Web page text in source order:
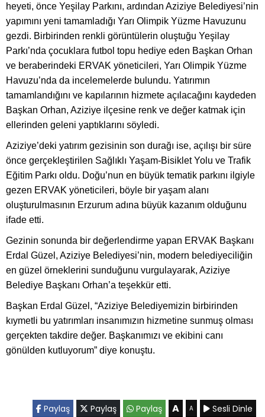
heyeti, önce Yeşilay Parkını, ardından Aziziye Belediyesi’nin
yapımını yeni tamamladığı Yarı Olimpik Yüzme Havuzunu
gezdi. Birbirinden renkli görüntülerin oluştuğu Yeşilay
Parkı’nda çocuklara futbol topu hediye eden Başkan Orhan
ve beraberindeki ERVAK yöneticileri, Yarı Olimpik Yüzme
Havuzu’nda da incelemelerde bulundu. Yatırımın
tamamlandığını ve kapılarının hizmete açılacağını kaydeden
Başkan Orhan, Aziziye ilçesine renk ve değer katmak için
ellerinden geleni yaptıklarını söyledi.
Aziziye’deki yatırım gezisinin son durağı ise, açılışı bir süre
önce gerçekleştirilen Sağlıklı Yaşam-Bisiklet Yolu ve Trafik
Eğitim Parkı oldu. Doğu’nun en büyük tematik parkını ilgiyle
gezen ERVAK yöneticileri, böyle bir yaşam alanı
oluşturulmasının Erzurum adına büyük kazanım olduğunu
ifade etti.
Gezinin sonunda bir değerlendirme yapan ERVAK Başkanı
Erdal Güzel, Aziziye Belediyesi’nin, modern belediyeciliğin
en güzel örneklerini sunduğunu vurgulayarak, Aziziye
Belediye Başkanı Orhan’a teşekkür etti.
Başkan Erdal Güzel, “Aziziye Belediyemizin birbirinden
kıymetli bu yatırımları insanımızın hizmetine sunmuş olması
gerçekten takdire değer. Başkanımızı ve ekibini canı
gönülden kutluyorum” diye konuştu.
Paylaş Paylaş Paylaş A A Sesli Dinle